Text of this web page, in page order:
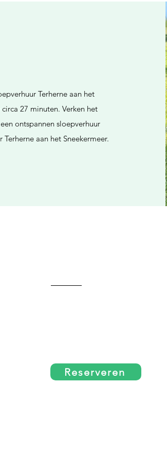
Terherne aan het
27 minuten. Verken het
ontspannen sloepverhuur
aan het Sneekermeer.
Reserveren